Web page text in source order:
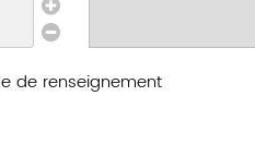
de renseignement